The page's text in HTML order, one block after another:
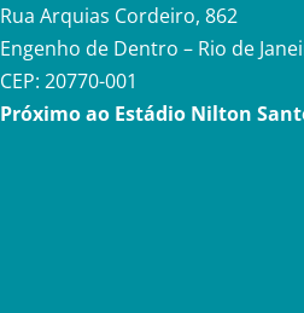
Rua Arquias Cordeiro, 862
Engenho de Dentro – Rio de
CEP: 20770-001
Próximo ao Estádio Nilton